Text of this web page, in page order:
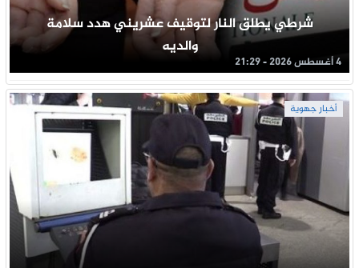
شرطي يطلق النار لتوقيف عشريني هدد سلامة
والديه
4 أغسطس 2026 - 21:29
أخبار جهوية